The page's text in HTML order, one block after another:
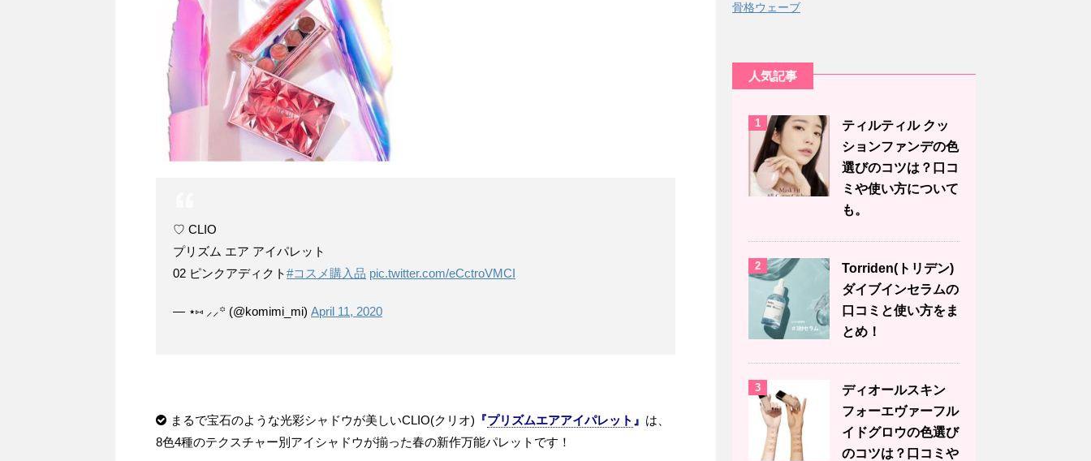
♡ CLIO
プリズム エア アイパレット
02 ピンクアディクト#コスメ購入品 pic.twitter.com/eCctroVMCI
— ⋆⑅ ⸝⸝꙳ (@komimi_mi) April 11, 2020
まるで宝石のような光彩シャドウが美しいCLIO(クリオ) 『プリズムエアアイパレット 』 は、
8色4種のテクスチャー別アイシャドウが揃った春の新作万能パレットです！
骨格ウェーブ
人気記事
1
ティルティル クッ
ションファンデの色
選びのコツは？口コ
ミや使い方について
も。
2
Torriden(トリデン)
ダイブインセラムの
口コミと使い方をま
とめ！
3
ディオールスキン
フォーエヴァーフル
イドグロウの色選び
のコツは？口コミや